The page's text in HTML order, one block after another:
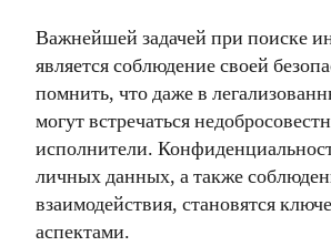
Важнейшей задачей при поиске
является соблюдение своей
помнить, что даже в
могут встречаться
исполнители.
личных данных, а также
взаимодействия, становятся
аспектами.